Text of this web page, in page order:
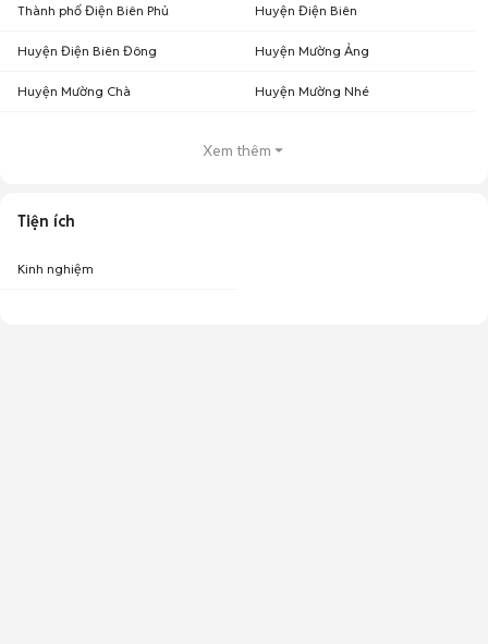
Thành phố Điện Biên Phủ Huyện Điện Biên
Huyện Điện Biên Đông Huyện Mường Ảng
Huyện Mường Chà Huyện Mường Nhé
Xem thêm
Tiện ích
Kinh nghiệm